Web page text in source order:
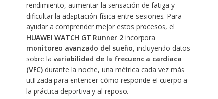
rendimiento, aumentar la sensación de fatiga y
dificultar la adaptación física entre sesiones. Para
ayudar a comprender mejor estos procesos, el
HUAWEI WATCH GT Runner 2incorpora
monitoreo avanzado del sueño, incluyendo datos
sobre la variabilidad de la frecuencia cardiaca
(VFC)durante la noche, una métrica cada vez más
utilizada para entender cómo responde el cuerpo a
la práctica deportiva y al reposo.